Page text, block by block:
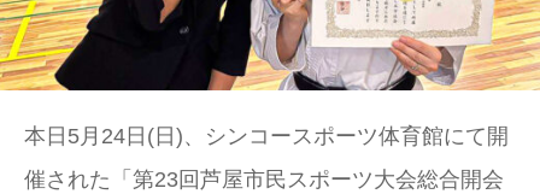
本日5月24日(日)、シンコースポーツ体育館にて開
催された「第23回芦屋市民スポーツ大会総合開会